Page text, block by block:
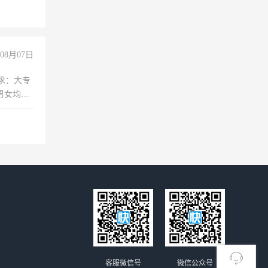
08月07日
：大专
女均
微信公众号
客服微信号